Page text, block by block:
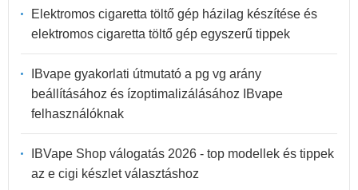
Elektromos cigaretta töltő gép házilag készítése és
elektromos cigaretta töltő gép egyszerű tippek
IBvape gyakorlati útmutató a pg vg arány
beállításához és ízoptimalizálásához IBvape
felhasználóknak
IBVape Shop válogatás 2026 - top modellek és tippek
az e cigi készlet választáshoz